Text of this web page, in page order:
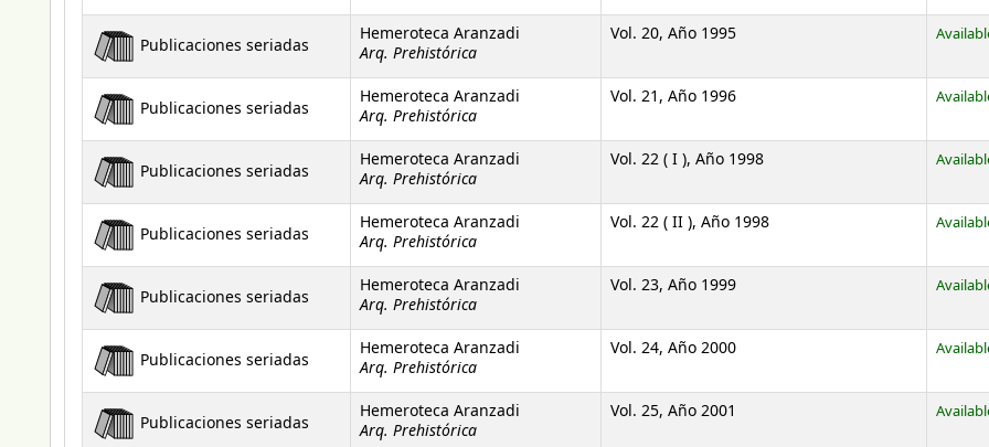
Publicaciones seriadas
Hemeroteca Aranzadi
Arq. Prehistórica
Vol. 20, Año 1995
Publicaciones seriadas
Hemeroteca Aranzadi
Arq. Prehistórica
Vol. 21, Año 1996
Publicaciones seriadas
Hemeroteca Aranzadi
Arq. Prehistórica
Vol. 22 ( I ), Año 1998
Publicaciones seriadas
Hemeroteca Aranzadi
Arq. Prehistórica
Vol. 22 ( II ), Año 1998
Publicaciones seriadas
Hemeroteca Aranzadi
Arq. Prehistórica
Vol. 23, Año 1999
Publicaciones seriadas
Hemeroteca Aranzadi
Arq. Prehistórica
Vol. 24, Año 2000
Publicaciones seriadas
Hemeroteca Aranzadi
Arq. Prehistórica
Vol. 25, Año 2001